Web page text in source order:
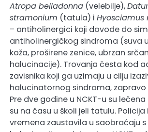
Atropa belladonna (velebilje),
stramonium (tatula) i Hyosciamus
– antiholinergici koji dovode do
antiholinergičkog sindroma (suva
koža, proširene zenice, ubrzan
halucinacije). Trovanja česta kod
zavisnika koji ga uzimaju u cilju
halucinatornog sindroma,
Pre dve godine u NCKT-u su
su na času u školi jeli tatulu.
vremena zaustavila u saobraćaju